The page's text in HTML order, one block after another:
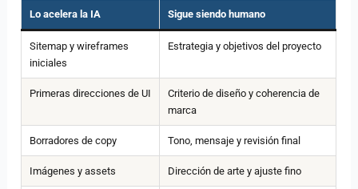
Lo acelera la IA Sigue siendo humano
Sitemap y wireframes
iniciales
Estrategia y objetivos del proyecto
Primeras direcciones de UI
Criterio de diseño y coherencia de
marca
Borradores de copy Tono, mensaje y revisión final
Imágenes y assets Dirección de arte y ajuste fino